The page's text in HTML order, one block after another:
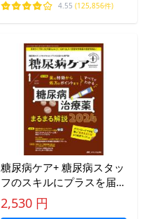
4.55 (125,856件)
糖尿病ケア+ 糖尿病スタッ
フのスキルにプラスを届け
る専門誌 第21巻1号(2024-
1)
2,530 円